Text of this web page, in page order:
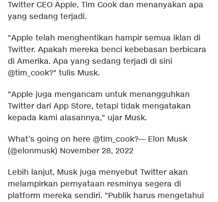
Twitter CEO Apple, Tim Cook dan menanyakan apa
yang sedang terjadi.
"Apple telah menghentikan hampir semua iklan di
Twitter. Apakah mereka benci kebebasan berbicara
di Amerika. Apa yang sedang terjadi di sini
@tim_cook?" tulis Musk.
"Apple juga mengancam untuk menangguhkan
Twitter dari App Store, tetapi tidak mengatakan
kepada kami alasannya," ujar Musk.
What’s going on here @tim_cook?— Elon Musk
(@elonmusk) November 28, 2022
Lebih lanjut, Musk juga menyebut Twitter akan
melampirkan pernyataan resminya segera di
platform mereka sendiri. "Publik harus mengetahui